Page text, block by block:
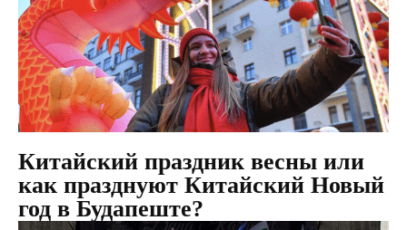
Китайский праздник весны или
как празднуют Китайский Новый
год в Будапеште?